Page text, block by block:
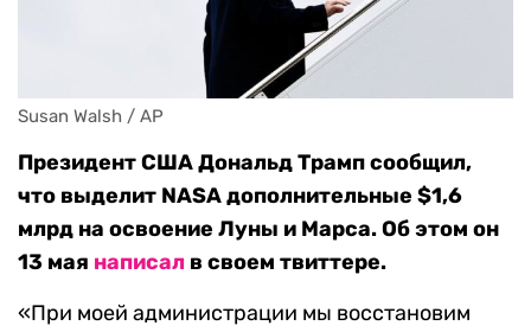
Susan Walsh / AP
Президент США Дональд Трамп сообщил,
что выделит NASA дополнительные $1,6
млрд на освоение Луны и Марса. Об этом он
13 мая написал в своем твиттере.
«При моей администрации мы восстановим